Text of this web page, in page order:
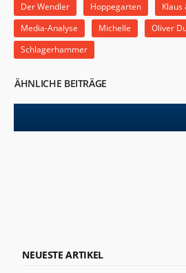
Der Wendler Hoppegarten
Klaus
Media-Analyse
Michelle Oliver
Schlagerhammer
ÄHNLICHE BEITRÄGE
NEUESTE ARTIKEL